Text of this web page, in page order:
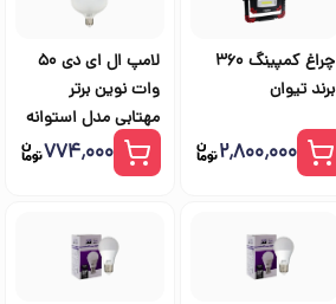
چراغ کمپینگ 360
برند تیوان
۲٬۸۰۰٬۰۰۰
لامپ ال ای دی 50
وات نوین برتر
مهتابی مدل استوانه
ای
۷۷۴٬۰۰۰